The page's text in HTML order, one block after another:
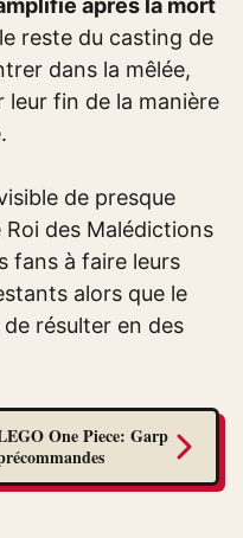
après la mort
reste du casting de
dans la mêlée,
fin de la manière
de presque
des Malédictions
fans à faire leurs
alors que le
résulter en des
One Piece: Garp